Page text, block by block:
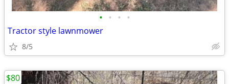
• • • •
Tractor style lawnmower
8/5
$80